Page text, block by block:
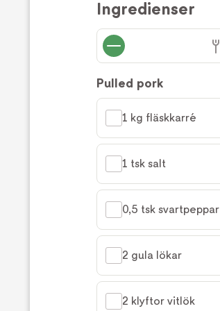
Ingredienser
Pulled pork
1 kg fläskkarré
1 tsk salt
0,5 tsk svartpeppar
2 gula lökar
2 klyftor vitlök